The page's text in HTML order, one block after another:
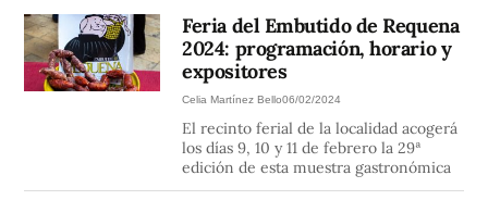
Feria del Embutido de Requena
2024: programación, horario y
expositores
Celia Martínez Bello06/02/2024
El recinto ferial de la localidad acogerá
los días 9, 10 y 11 de febrero la 29ª
edición de esta muestra gastronómica